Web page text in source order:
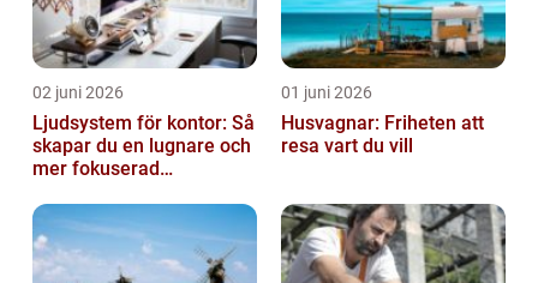
02 juni 2026
Ljudsystem för kontor: Så
skapar du en lugnare och
mer fokuserad
01 juni 2026
Husvagnar: Friheten att
resa vart du vill